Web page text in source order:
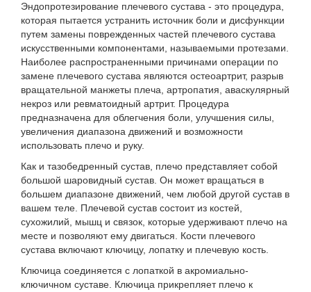
Эндопротезирование плечевого сустава - это процедура,
которая пытается устранить источник боли и дисфункции
путем замены поврежденных частей плечевого сустава
искусственными компонентами, называемыми протезами.
Наиболее распространенными причинами операции по
замене плечевого сустава являются остеоартрит, разрыв
вращательной манжеты плеча, артропатия, аваскулярный
некроз или ревматоидный артрит. Процедура
предназначена для облегчения боли, улучшения силы,
увеличения диапазона движений и возможности
использовать плечо и руку.
Как и тазобедренный сустав, плечо представляет собой
большой шаровидный сустав. Он может вращаться в
большем диапазоне движений, чем любой другой сустав в
вашем теле. Плечевой сустав состоит из костей,
сухожилий, мышц и связок, которые удерживают плечо на
месте и позволяют ему двигаться. Кости плечевого
сустава включают ключицу, лопатку и плечевую кость.
Ключица соединяется с лопаткой в акромиально-
ключичном суставе. Ключица прикрепляет плечо к